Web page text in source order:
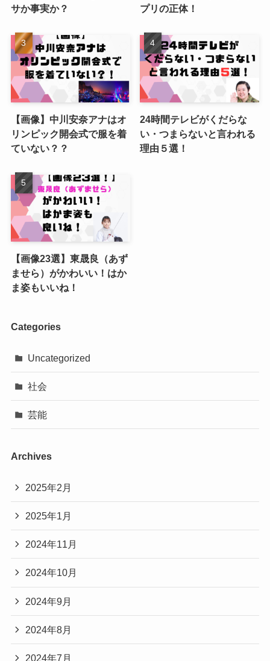
サか事実か？
プリの正体！
【画像】中川安奈アナはオ
リンピック開会式で服を着
ていない？？
24時間テレビがくだらな
い・つまらないと言われる
理由５選！
【画像23選】東晟良（あず
ませら）がかわいい！はか
ま姿もいいね！
Categories
Uncategorized
社会
芸能
Archives
2025年2月
2025年1月
2024年11月
2024年10月
2024年9月
2024年8月
2024年7月